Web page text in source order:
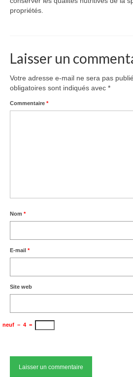
propriétés.
Laisser un
Votre adresse e-mail ne sera pas
obligatoires sont indiqués avec *
Commentaire *
Nom *
E-mail *
Site web
neuf − 4 =